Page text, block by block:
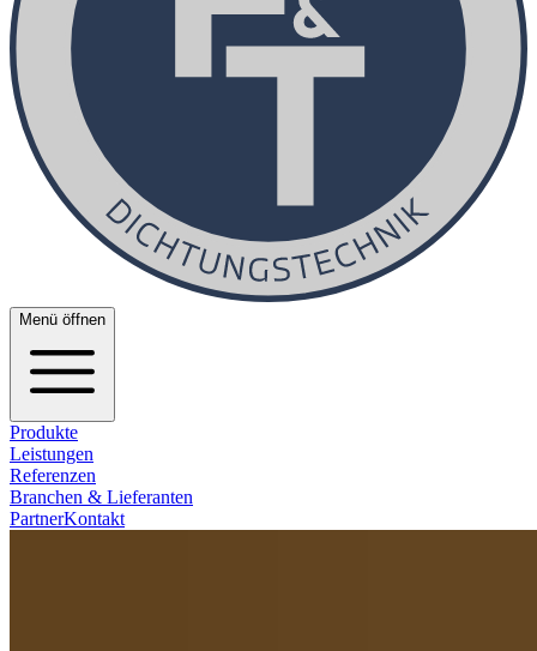
Menü öffnen
Produkte
Leistungen
Referenzen
Branchen & Lieferanten
PartnerKontakt